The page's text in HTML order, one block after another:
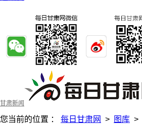
甘肃新闻
您当前的位置 ： 每日甘肃网 > 图库 >